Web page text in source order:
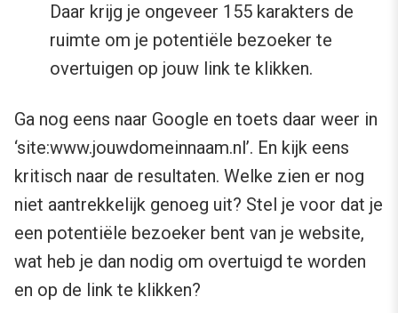
Daar krijg je ongeveer 155 karakters de
ruimte om je potentiële bezoeker te
overtuigen op jouw link te klikken.
Ga nog eens naar Google en toets daar weer in
‘site:www.jouwdomeinnaam.nl’. En kijk eens
kritisch naar de resultaten. Welke zien er nog
niet aantrekkelijk genoeg uit? Stel je voor dat je
een potentiële bezoeker bent van je website,
wat heb je dan nodig om overtuigd te worden
en op de link te klikken?